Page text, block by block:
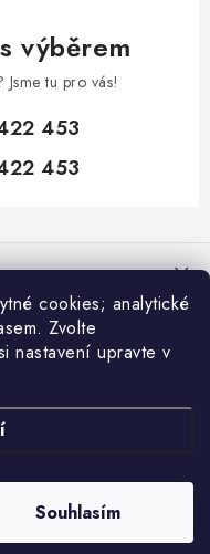
cookies; analytické
Zvolte
nastavení upravte v
Souhlasím
výběrem
tu pro vás!
453
453
a tovarních komplexů
s.r.o.
vyhrazena.Upravit nastavení